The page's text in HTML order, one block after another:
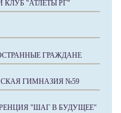
"АТЛЕТЫ РГ"
ГРАЖДАНЕ
ГИМНАЗИЯ №59
"ШАГ В БУДУЩЕЕ"